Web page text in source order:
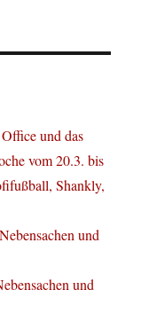
und das
vom 20.3. bis
Shankly,
und
und